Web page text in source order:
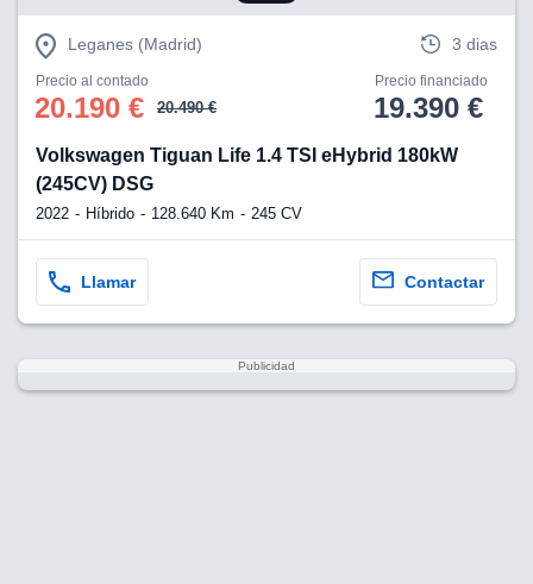
Leganes (Madrid) 3 dias
Precio al contado
20.190 € 20.490 €
Precio financiado
19.390 €
Volkswagen Tiguan Life 1.4 TSI eHybrid 180kW
(245CV) DSG
2022 Híbrido 128.640 Km 245 CV
Llamar Contactar